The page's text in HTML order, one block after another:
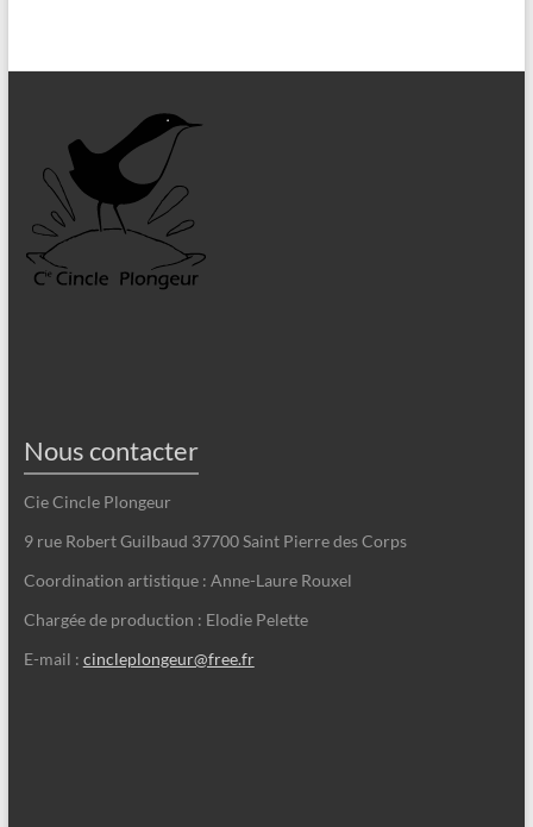
Nous contacter
Cie Cincle Plongeur
9 rue Robert Guilbaud 37700 Saint Pierre des Corps
Coordination artistique : Anne-Laure Rouxel
Chargée de production : Elodie Pelette
E-mail : cincleplongeur@free.fr